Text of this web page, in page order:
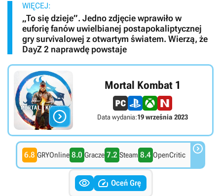
WIĘCEJ:
„To się dzieje”. Jedno zdjęcie wprawiło w
euforię fanów uwielbianej postapokaliptycznej
gry survivalowej z otwartym światem. Wierzą, że
DayZ 2 naprawdę powstaje

Mortal Kombat 1
Data wydania:19 września 2023
6.8 GRYOnline 8.0 Gracze 7.2 Steam 8.4 OpenCritic 
  Oceń Grę